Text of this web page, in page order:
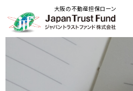
大阪の不動産担保ローン